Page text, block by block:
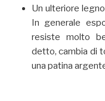
Un ulteriore
In generale
resiste molto
detto, cambia di
una patina